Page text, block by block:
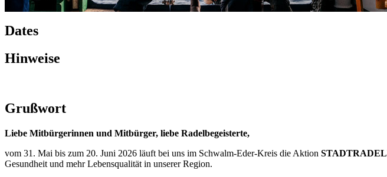
Dates
Hinweise
Grußwort
Liebe Mitbürgerinnen und Mitbürger, liebe Radelbegeisterte,
vom 31. Mai bis zum 20. Juni 2026 läuft bei uns im Schwalm-Eder-Kreis die Aktion
Gesundheit und mehr Lebensqualität in unserer Region.